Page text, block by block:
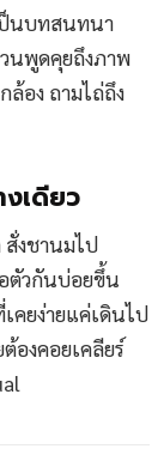
ป็นบทสนทนา
นพูดคุยถึงภาพ
อง ถามไถ่ถึง
เดียว
สั่งชานมไป
ตัวกันบ่อยขึ้น
คยง่ายแค่เดินไป
องคอยเคลียร์